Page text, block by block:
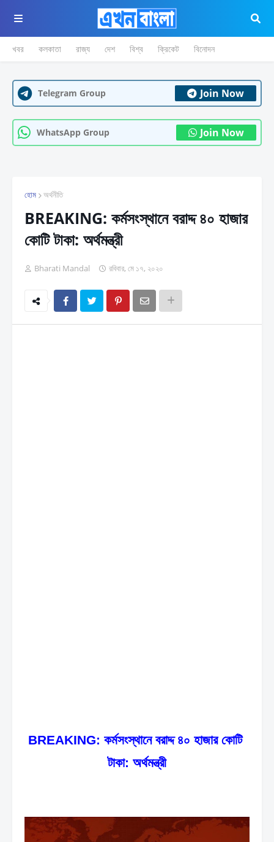
খবর কলকাতা রাজ্য দেশ বিশ্ব ক্রিকেট বিনোদন
Telegram Group Join Now
WhatsApp Group Join Now
হোম অর্থনীতি
BREAKING: কর্মসংস্থানে বরাদ্দ ৪০ হাজার
কোটি টাকা: অর্থমন্ত্রী
Bharati Mandal রবিবার, মে ১৭, ২০২০
BREAKING: কর্মসংস্থানে বরাদ্দ ৪০ হাজার কোটি
টাকা: অর্থমন্ত্রী